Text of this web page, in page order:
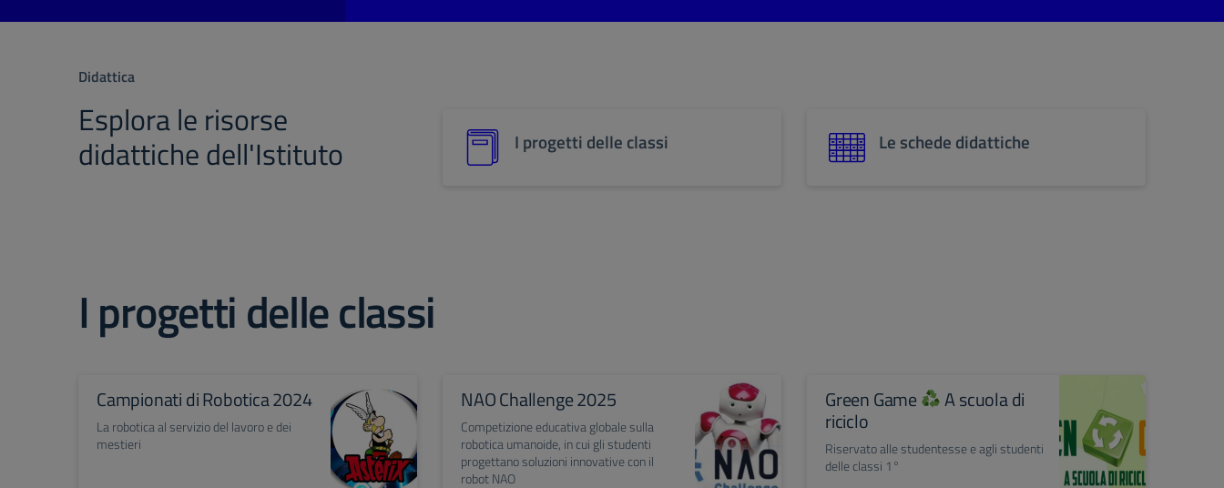
Didattica
Esplora le risorse
didattiche dell'Istituto I progetti delle classi Le schede didattiche
I progetti delle classi
Campionati di Robotica 2024
La robotica al servizio del lavoro e dei
mestieri
NAO Challenge 2025
Competizione educativa globale sulla
robotica umanoide, in cui gli studenti
progettano soluzioni innovative con il
robot NAO
Green Game A scuola di
riciclo
Riservato alle studentesse e agli studenti
delle classi 1°